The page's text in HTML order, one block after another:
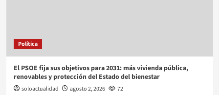
Política
El PSOE fija sus objetivos para 2031: más vivienda pública,
renovables y protección del Estado del bienestar
soloactualidad agosto 2, 2026 72